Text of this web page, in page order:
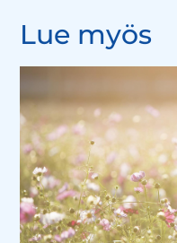
Lue myös